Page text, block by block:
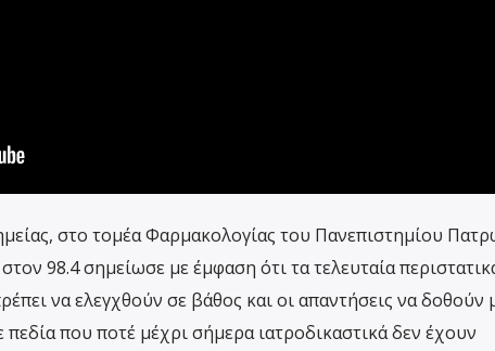
στο τομέα Φαρμακολογίας του Πανεπιστημίου
98.4 σημείωσε με έμφαση ότι τα τελευταία
να ελεγχθούν σε βάθος και οι απαντήσεις να δοθούν
που ποτέ μέχρι σήμερα ιατροδικαστικά δεν έχουν